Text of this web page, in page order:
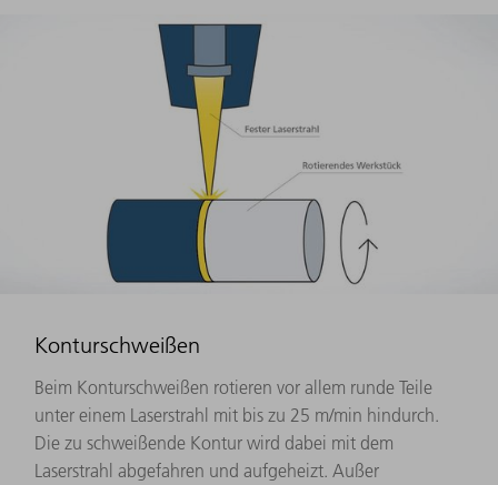
Konturschweißen
Beim Konturschweißen rotieren vor allem runde Teile
unter einem Laserstrahl mit bis zu 25 m/min hindurch.
Die zu schweißende Kontur wird dabei mit dem
Laserstrahl abgefahren und aufgeheizt. Außer